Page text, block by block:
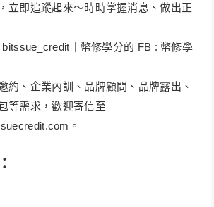
立即追蹤起來～時時掌握消息、做出正
｜幣修學分的 FB : 幣修學
約、企業內訓、品牌顧問、品牌露出、
等需求，歡迎寄信至
。